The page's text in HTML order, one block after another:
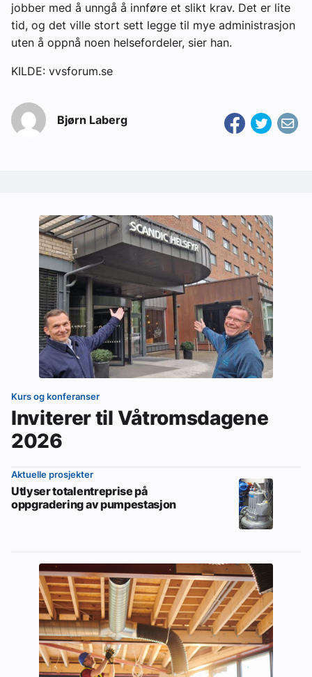
jobber med å unngå å innføre et slikt krav. Det er lite
tid, og det ville stort sett legge til mye administrasjon
uten å oppnå noen helsefordeler, sier han.
KILDE: vvsforum.se
Bjørn Laberg
Kurs og konferanser
Inviterer til Våtromsdagene
2026
Aktuelle prosjekter
Utlyser totalentreprise på
oppgradering av pumpestasjon